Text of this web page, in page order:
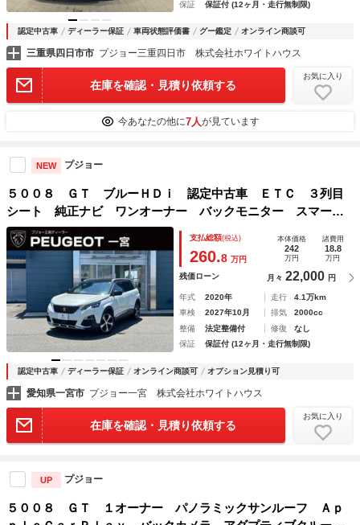
保証
保証付 (12ヶ月・走行無制限)
認定中古車 ディーラー保証 車両状態評価書 グー鑑定 オンライン商談可
三重県四日市市 プジョー三重四日市 株式会社ホワイトハウス
在庫を確認・見積り依頼する
お気に入り
今あなたの他に7人が見ています
NEW プジョー
５００８ ＧＴ ブルーＨＤｉ 認定中古車 ＥＴＣ ３列目
シート 純正ナビ ワンオーナー バックモニター スマート
キー クルーズコントロール オートエアコン ＬＥＤヘッド
ライト ＡｐｐｌｅＣａｒＰｌａｙ ＡｎｄｒｏｉｄＡｕｔｏ
支払総額(税込)
260.8 万円
本体価格
242
万円
諸費用
18.8
万円
残価ローン 月々 22,000 円
年式 2020年 走行
4.1万km
車検
2027年10月 排気
2000cc
整備
法定整備付 修復
なし
保証
保証付 (12ヶ月・走行無制限)
認定中古車 ディーラー保証 オンライン商談可 オプション見積り可
愛知県一宮市 プジョー一宮 株式会社ホワイトハウス
在庫を確認・見積り依頼する
お気に入り
UP プジョー
５００８ ＧＴ １オーナー パノラミックサンルーフ Ａｐ